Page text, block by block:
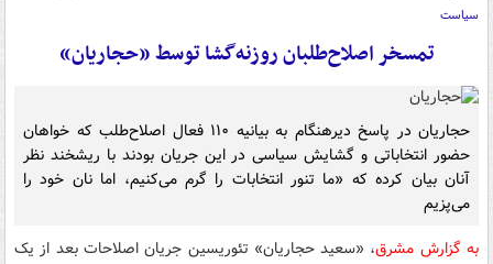
سیاست
تمسخر اصلاح‌‎طلبان روزنه‌گشا توسط «حجاریان»
حجاریان در پاسخ دیرهنگام به بیانیه ۱۱۰ فعال اصلاح‌طلب که خواهان
حضور انتخاباتی و گشایش سیاسی در این جریان بودند با ریشخند نظر
آنان بیان کرده که «ما تنور انتخابات را گرم می‌کنیم، اما نان خود را
می‌پزیم
به گزارش مشرق، «سعید حجاریان» تئوریسین جریان اصلاحات بعد از یک